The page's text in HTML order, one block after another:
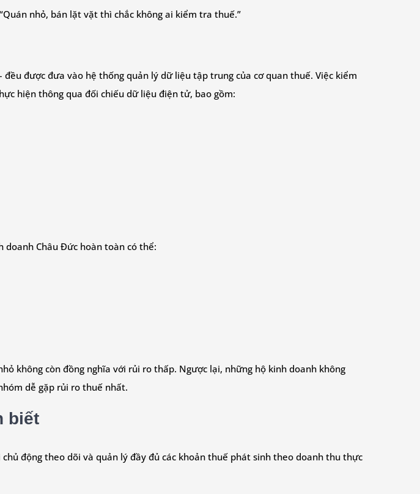
nhỏ, bán lặt vặt thì chắc không ai kiểm tra thuế.”
được đưa vào hệ thống quản lý dữ liệu tập trung của cơ quan thuế. Việc kiểm
hiện thông qua đối chiếu dữ liệu điện tử, bao gồm:
doanh Châu Đức hoàn toàn có thể:
không còn đồng nghĩa với rủi ro thấp. Ngược lại, những hộ kinh doanh không
dễ gặp rủi ro thuế nhất.
biết
động theo dõi và quản lý đầy đủ các khoản thuế phát sinh theo doanh thu thực